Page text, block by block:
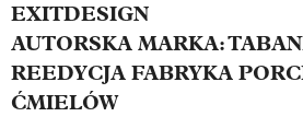
EXITDESIGN
AUTORSKA MARKA:
REEDYCJA FABRYKA
ĆMIELÓW